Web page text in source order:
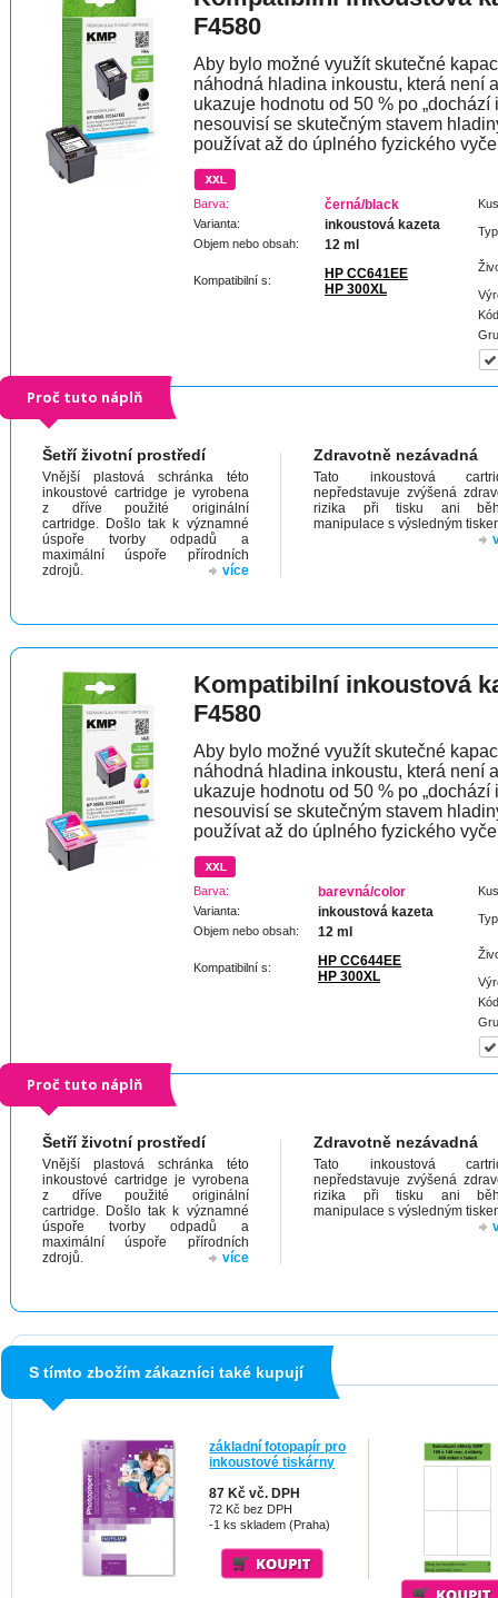
F4580
Aby bylo možné využít skutečné
náhodná hladina inkoustu, která není
ukazuje hodnotu od 50 % po
nesouvisí se skutečným stavem
používat až do úplného fyzického
Barva: černá/black
Varianta: inkoustová kazeta
Objem nebo obsah: 12 ml
Kompatibilní s:
HP CC641EE
HP 300XL
Proč tuto náplň
Šetří životní prostředí
Vnější plastová schránka této
inkoustové cartridge je vyrobena
z dříve použité originální
cartridge. Došlo tak k významné
úspoře tvorby odpadů a
maximální úspoře přírodních
zdrojů.
více
Zdravotně nezávadná
Tato inkoustová
nepředstavuje zvýšená
rizika při tisku ani
manipulace s výsledným
Kompatibilní inkoustová
F4580
Aby bylo možné využít skutečné
náhodná hladina inkoustu, která není
ukazuje hodnotu od 50 % po
nesouvisí se skutečným stavem
používat až do úplného fyzického
Barva: barevná/color
Varianta: inkoustová kazeta
Objem nebo obsah: 12 ml
Kompatibilní s:
HP CC644EE
HP 300XL
Proč tuto náplň
Šetří životní prostředí
Vnější plastová schránka této
inkoustové cartridge je vyrobena
z dříve použité originální
cartridge. Došlo tak k významné
úspoře tvorby odpadů a
maximální úspoře přírodních
zdrojů.
více
Zdravotně nezávadná
Tato inkoustová
nepředstavuje zvýšená
rizika při tisku ani
manipulace s výsledným
S tímto zbožím zákazníci také kupují
základní fotopapír pro
inkoustové tiskárny
87 Kč vč. DPH
72 Kč bez DPH
-1 ks skladem (Praha)